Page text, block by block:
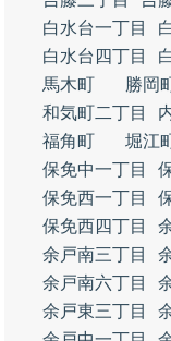
白水台一丁目
白水台四丁目
馬木町
勝岡
和気町二丁目
福角町
堀江
保免中一丁目
保免西一丁目
保免西四丁目
余戸南三丁目
余戸南六丁目
余戸東三丁目